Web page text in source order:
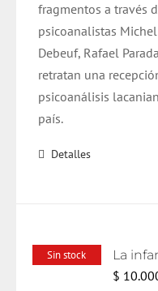
fragmentos a través
psicoanalistas
Debeuf, Rafael
retratan una
psicoanálisis
país.
Detalles
Sin stock La
$